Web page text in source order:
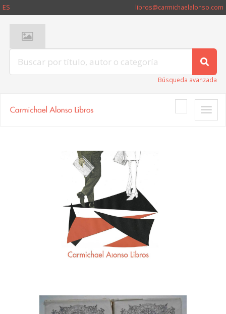
ES libros@carmichaelalonso.com
Búsqueda avanzada
Toggle